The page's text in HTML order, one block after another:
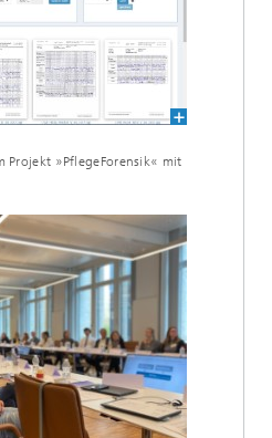
Projekt »PflegeForensik« mit